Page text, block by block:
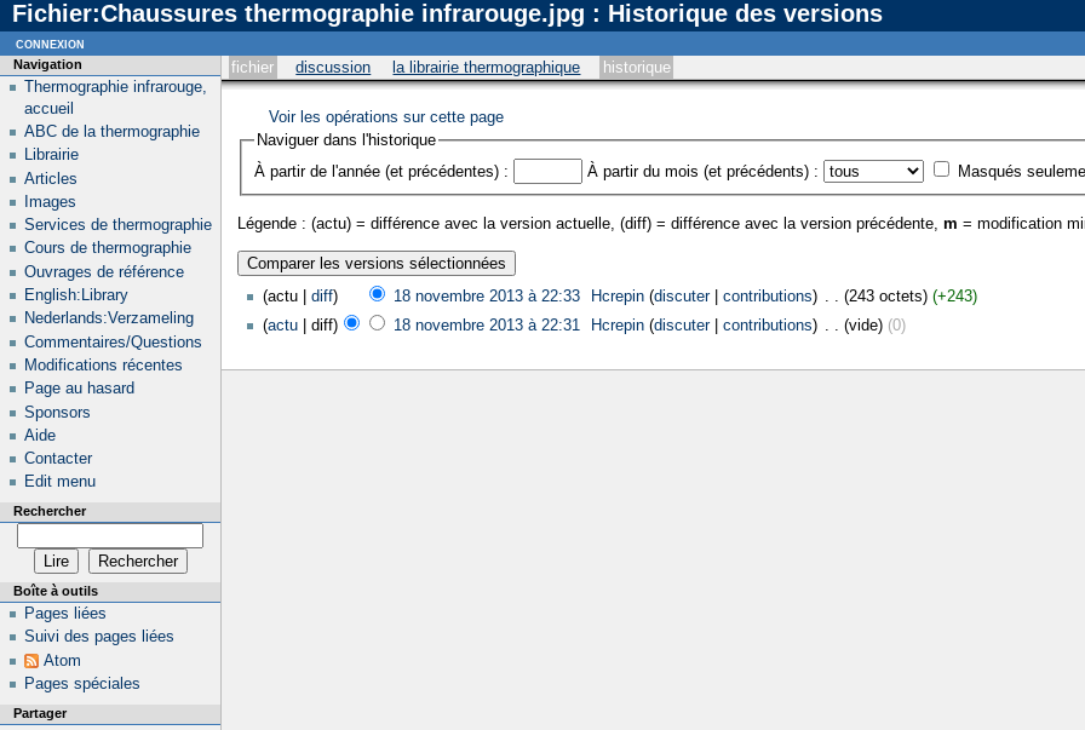
Fichier:Chaussures thermographie infrarouge.jpg : Historique des versions
fichier discussion la librairie thermographique historique
Voir les opérations sur cette page
Naviguer dans l'historique
À partir de l'année (et précédentes) :
À partir du mois (et précédents) : Masqués
Légende : (actu) = différence avec la version actuelle, (diff) = différence avec la version précédente, m = modification
(actu | diff) 18 novembre 2013 à 22:33‎ Hcrepin (discuter| contributions) (243 octets) (+243)
(actu| diff) 18 novembre 2013 à 22:31 Hcrepin (discuter| contributions) (vide) (0)
Navigation
Thermographie infrarouge,
accueil
ABC de la thermographie
Librairie
Articles
Images
Services de thermographie
Cours de thermographie
Ouvrages de référence
English:Library
Nederlands:Verzameling
Commentaires/Questions
Modifications récentes
Page au hasard
Sponsors
Aide
Contacter
Edit menu
Rechercher
Boîte à outils
Pages liées
Suivi des pages liées
Atom
Pages spéciales
Partager
connexion